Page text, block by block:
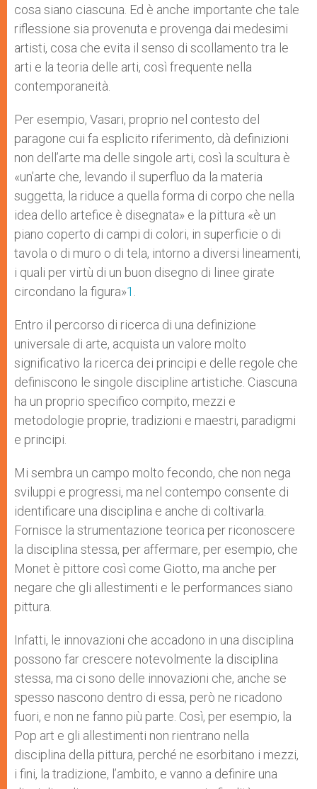
cosa siano ciascuna. Ed è anche importante che tale
riflessione sia provenuta e provenga dai medesimi
artisti, cosa che evita il senso di scollamento tra le
arti e la teoria delle arti, così frequente nella
contemporaneità.
Per esempio, Vasari, proprio nel contesto del
paragone cui fa esplicito riferimento, dà definizioni
non dell’arte ma delle singole arti, così la scultura è
«un’arte che, levando il superfluo da la materia
suggetta, la riduce a quella forma di corpo che nella
idea dello artefice è disegnata» e la pittura «è un
piano coperto di campi di colori, in superficie o di
tavola o di muro o di tela, intorno a diversi lineamenti,
i quali per virtù di un buon disegno di linee girate
circondano la figura»1
Entro il percorso di ricerca di una definizione
universale di arte, acquista un valore molto
significativo la ricerca dei principi e delle regole che
definiscono le singole discipline artistiche. Ciascuna
ha un proprio specifico compito, mezzi e
metodologie proprie, tradizioni e maestri, paradigmi
e principi.
Mi sembra un campo molto fecondo, che non nega
sviluppi e progressi, ma nel contempo consente di
identificare una disciplina e anche di coltivarla.
Fornisce la strumentazione teorica per riconoscere
la disciplina stessa, per affermare, per esempio, che
Monet è pittore così come Giotto, ma anche per
negare che gli allestimenti e le performances siano
pittura.
Infatti, le innovazioni che accadono in una disciplina
possono far crescere notevolmente la disciplina
stessa, ma ci sono delle innovazioni che, anche se
spesso nascono dentro di essa, però ne ricadono
fuori, e non ne fanno più parte. Così, per esempio, la
Pop art e gli allestimenti non rientrano nella
disciplina della pittura, perché ne esorbitano i mezzi,
i fini, la tradizione, l’ambito, e vanno a definire una